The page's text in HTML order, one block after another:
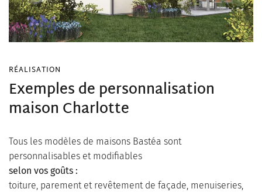
RÉALISATION
Exemples de personnalisation
maison Charlotte
Tous les modèles de maisons Bastéa sont
personnalisables et modifiables
selon vos goûts :
toiture, parement et revêtement de façade, menuiseries,